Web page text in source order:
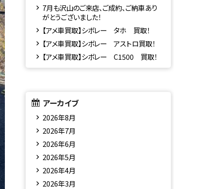
7月も沢山のご来店、ご成約、ご納車あり
がとうございました！
【アメ車買取】シボレー タホ 買取！
【アメ車買取】シボレー アストロ買取！
【アメ車買取】シボレー C1500 買取！
アーカイブ
2026年8月
2026年7月
2026年6月
2026年5月
2026年4月
2026年3月